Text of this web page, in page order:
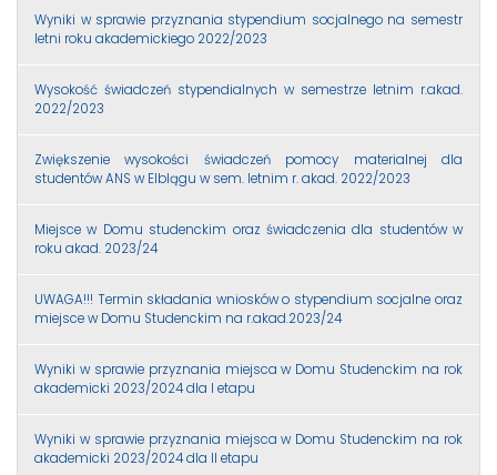
Wyniki w sprawie przyznania stypendium socjalnego na semestr
letni roku akademickiego 2022/2023
Wysokość świadczeń stypendialnych w semestrze letnim r.akad.
2022/2023
Zwiększenie wysokości świadczeń pomocy materialnej dla
studentów ANS w Elblągu w sem. letnim r. akad. 2022/2023
Miejsce w Domu studenckim oraz świadczenia dla studentów w
roku akad. 2023/24
UWAGA!!! Termin składania wniosków o stypendium socjalne oraz
miejsce w Domu Studenckim na r.akad.2023/24
Wyniki w sprawie przyznania miejsca w Domu Studenckim na rok
akademicki 2023/2024 dla I etapu
Wyniki w sprawie przyznania miejsca w Domu Studenckim na rok
akademicki 2023/2024 dla II etapu